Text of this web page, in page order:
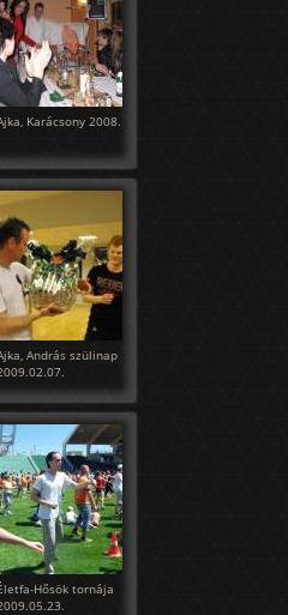
Karácsony 2008.
András szülinap
Hősök tornája